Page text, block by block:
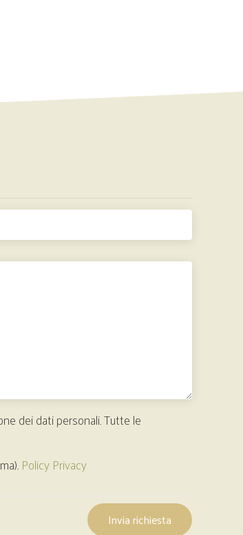
dei dati personali. Tutte le
Policy Privacy
Invia richiesta